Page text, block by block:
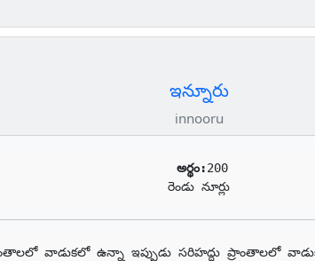
ఇన్నూరు
innooru
అర్థం:200
రెండు నూర్లు
వాడుకలో ఉన్నా ఇప్పుడు సరిహద్దు ప్రాంతాలలో